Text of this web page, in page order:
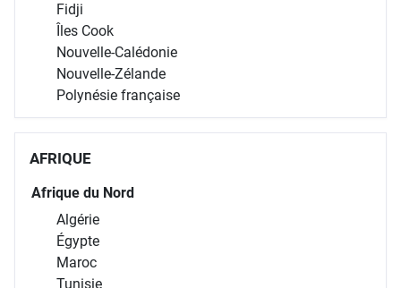
Fidji
Îles Cook
Nouvelle-Calédonie
Nouvelle-Zélande
Polynésie française
AFRIQUE
Afrique du Nord
Algérie
Égypte
Maroc
Tunisie